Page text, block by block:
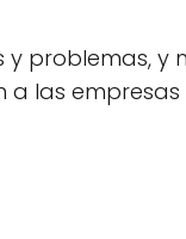
problemas, y
las empresas